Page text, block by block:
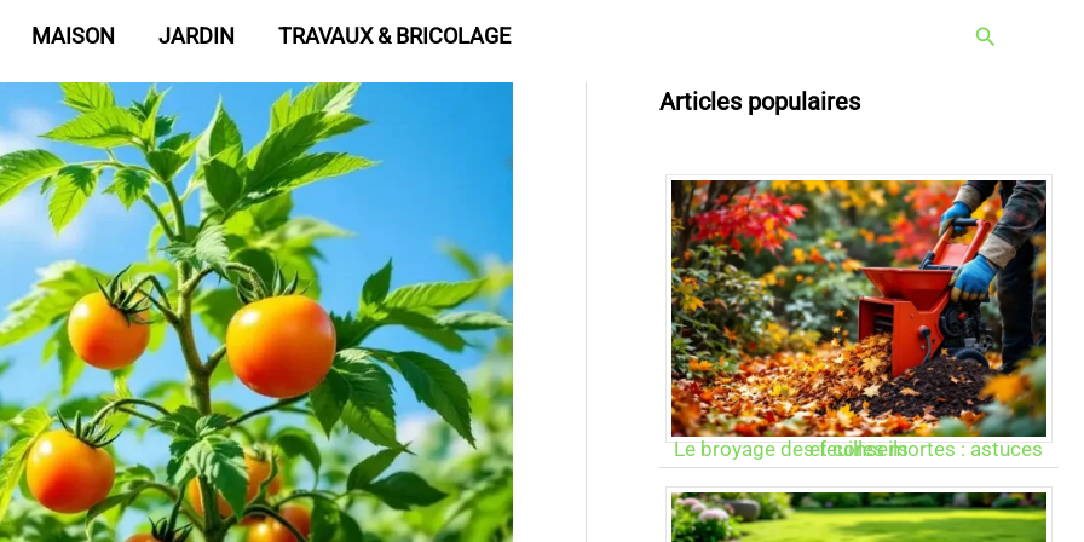
MAISON JARDIN TRAVAUX & BRICOLAGE Rechercher
Articles populaires
Le broyage des feuilles mortes : astuces et conseils